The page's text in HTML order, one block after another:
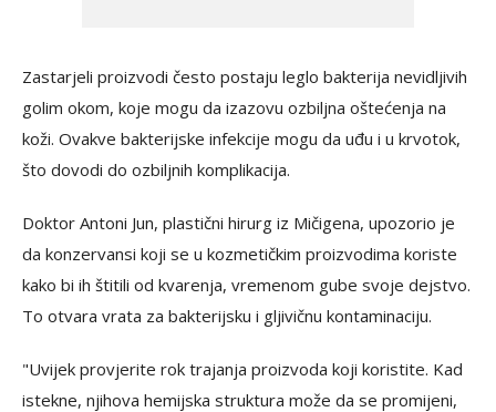
Zastarjeli proizvodi često postaju leglo bakterija nevidljivih
golim okom, koje mogu da izazovu ozbiljna oštećenja na
koži. Ovakve bakterijske infekcije mogu da uđu i u krvotok,
što dovodi do ozbiljnih komplikacija.
Doktor Antoni Jun, plastični hirurg iz Mičigena, upozorio je
da konzervansi koji se u kozmetičkim proizvodima koriste
kako bi ih štitili od kvarenja, vremenom gube svoje dejstvo.
To otvara vrata za bakterijsku i gljivičnu kontaminaciju.
"Uvijek provjerite rok trajanja proizvoda koji koristite. Kad
istekne, njihova hemijska struktura može da se promijeni,